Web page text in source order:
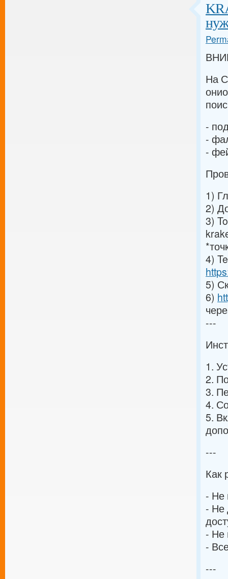
На
-
-
-
1)
2)
3)
4)
5)
6)
---
1.
2.
3.
4.
5.
---
Как
- Не
- Не
- Не
-
---